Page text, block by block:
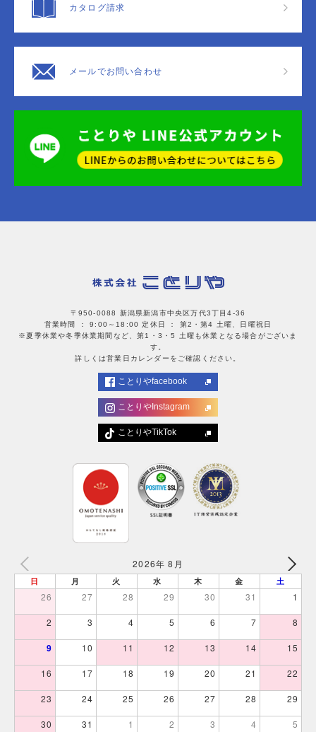
カタログ請求
メールでお問い合わせ
〒950-0088 新潟県新潟市中央区万代3丁目4-36
営業時間 ： 9:00～18:00 定休日 ： 第2・第4 土曜、日曜祝日
※夏季休業や冬季休業期間など、第1・3・5 土曜も休業となる場合がございま
す。
詳しくは営業日カレンダーをご確認ください。
ことりやfacebook
ことりやInstagram
ことりやTikTok
2026年 8月
日 月 火 水 木 金 土
26 27 28 29 30 31 1
2 3 4 5 6 7 8
9 10 11 12 13 14 15
16 17 18 19 20 21 22
23 24 25 26 27 28 29
30 31 1 2 3 4 5